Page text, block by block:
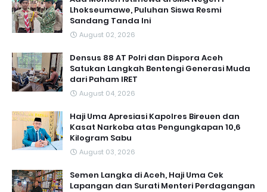
Lhokseumawe, Puluhan Siswa Resmi
Sandang Tanda Ini
August 02, 2026
Densus 88 AT Polri dan Dispora Aceh
Satukan Langkah Bentengi Generasi Muda
dari Paham IRET
August 04, 2026
Haji Uma Apresiasi Kapolres Bireuen dan
Kasat Narkoba atas Pengungkapan 10,6
Kilogram Sabu
August 03, 2026
Semen Langka di Aceh, Haji Uma Cek
Lapangan dan Surati Menteri Perdagangan